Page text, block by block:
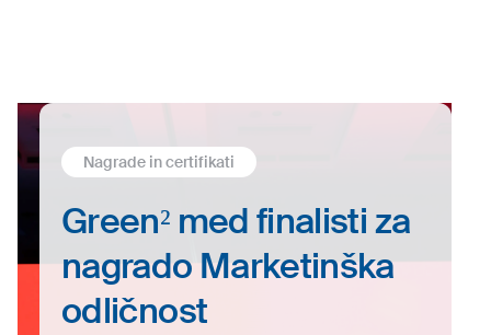
Nagrade in certifikati
Green² med finalisti za
nagrado Marketinška
odličnost